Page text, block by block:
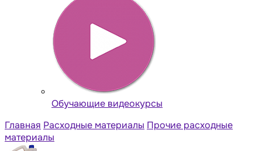
Обучающие видеокурсы
Главная Расходные материалы Прочие расходные
материалы